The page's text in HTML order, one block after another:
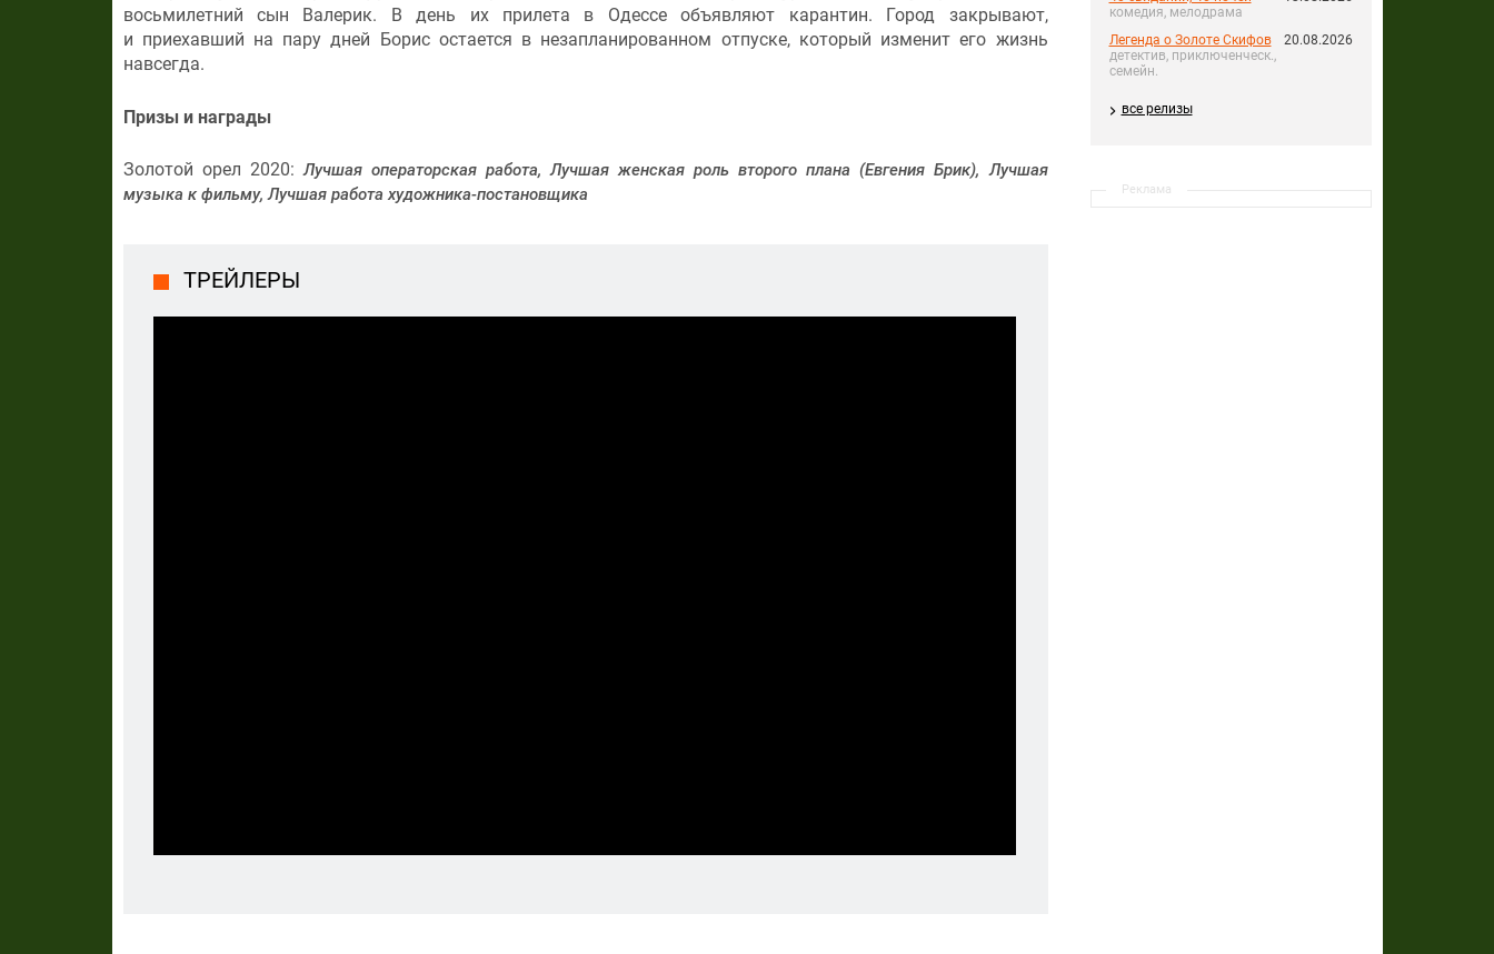
комедия, мелодрама
Легенда о Золоте Скифов
детектив, приключенческ.,
семейн.
20.08.2026
все релизы
Реклама
восьмилетний сын Валерик. В день их прилета в Одессе объявляют карантин. Город закрывают,
и приехавший на пару дней Борис остается в незапланированном отпуске, который изменит его жизнь
навсегда.
Призы и награды
Золотой орел 2020:Лучшая операторская работа, Лучшая женская роль второго плана (Евгения Брик), Лучшая
музыка к фильму, Лучшая работа художника-постановщика
ТРЕЙЛЕРЫ